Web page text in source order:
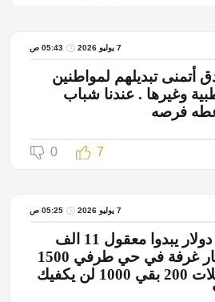
7 يوليو 2026 05:43 ص
أتمنى تبديلهم لمواطنين
وغيرها . عندنا شباب
فرصه
7
0
7 يوليو 2026 05:25 ص
لو قلنا راتبك 3000 دولار يبدوا معقول 11 الف
ريال لكن هناك ايجار غرفة في حي طرفي 1500
و فواتير 300 مواصلات 200 بقي 1000 لن يكفيك